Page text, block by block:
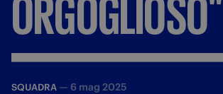
SQUADRA — 6 mag 2025